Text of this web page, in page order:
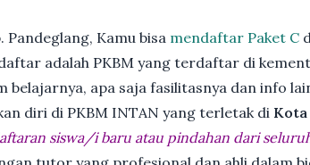
Pandeglang, Kamu bisa mendaftar Paket C
adalah PKBM yang terdaftar di
apa saja fasilitasnya dan info
diri di PKBM INTAN yang terletak di
siswa/i baru atau pindahan dari